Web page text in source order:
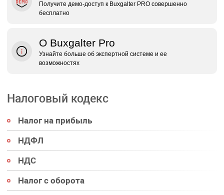
Получите демо‑доступ к Buxgalter PRO совершенно
бесплатно
О Buxgalter Pro
Узнайте больше об экспертной системе и ее
возможностях
Налоговый кодекс
Налог на прибыль
НДФЛ
НДС
Налог с оборота